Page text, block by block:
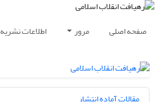
صفحه اصلی مرور اطلاعات نشریه
مقالات آماده انتشار